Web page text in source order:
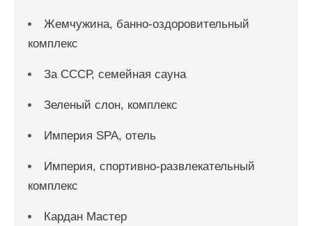
Жемчужина, банно-оздоровительный
комплекс
За СССР, семейная сауна
Зеленый слон, комплекс
Империя SPA, отель
Империя, спортивно-развлекательный
комплекс
Кардан Мастер